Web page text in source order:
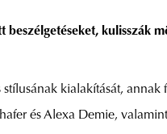
kulisszák
kialakítását,
és Alexa Demie,